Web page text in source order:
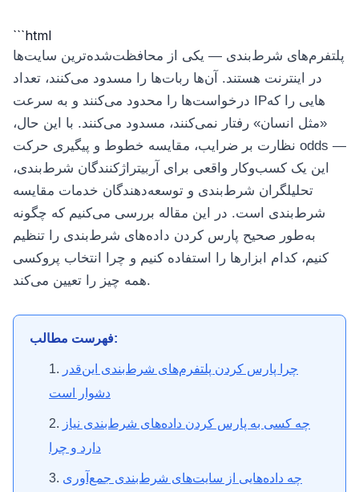
```html
پلتفرم‌های شرط‌بندی — یکی از محافظت‌شده‌ترین سایت‌ها
در اینترنت هستند. آن‌ها ربات‌ها را مسدود می‌کنند، تعداد
درخواست‌ها را محدود می‌کنند و به سرعت IPهایی را که
«مثل انسان» رفتار نمی‌کنند، مسدود می‌کنند. با این حال،
نظارت بر ضرایب، مقایسه خطوط و پیگیری حرکت odds —
این یک کسب‌وکار واقعی برای آربیتراژکنندگان شرط‌بندی،
تحلیلگران شرط‌بندی و توسعه‌دهندگان خدمات مقایسه
شرط‌بندی است. در این مقاله بررسی می‌کنیم که چگونه
به‌طور صحیح پارس کردن داده‌های شرط‌بندی را تنظیم
کنیم، کدام ابزارها را استفاده کنیم و چرا انتخاب پروکسی
همه چیز را تعیین می‌کند.
فهرست مطالب:
چرا پارس کردن پلتفرم‌های شرط‌بندی این‌قدر
دشوار است
چه کسی به پارس کردن داده‌های شرط‌بندی نیاز
دارد و چرا
چه داده‌هایی از سایت‌های شرط‌بندی جمع‌آوری